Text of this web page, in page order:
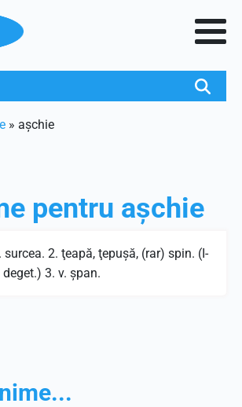
» așchie
pentru așchie
surcea. 2. ţeapă, ţepuşă, (rar) spin. (I-
3. v. şpan.